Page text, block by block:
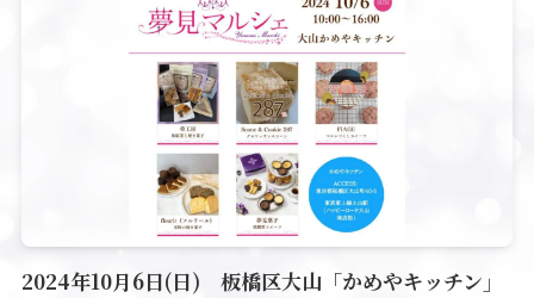
2024年10月6日(日) 板橋区大山「かめやキッチン」